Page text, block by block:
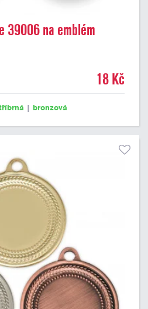
39006 na emblém
18 Kč
| bronzová